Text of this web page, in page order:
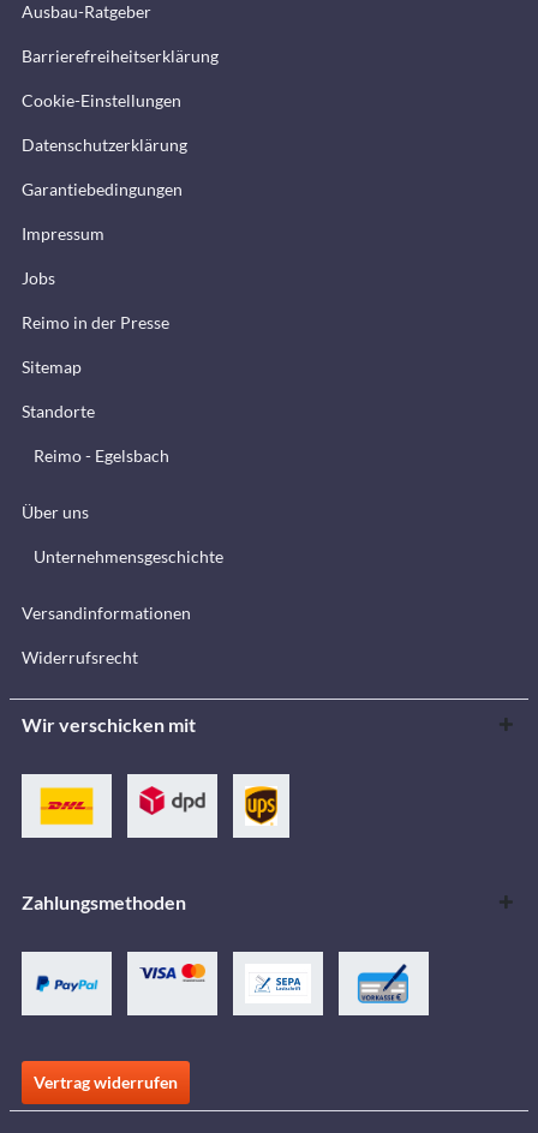
Ausbau-Ratgeber
Barrierefreiheitserklärung
Cookie-Einstellungen
Datenschutzerklärung
Garantiebedingungen
Impressum
Jobs
Reimo in der Presse
Sitemap
Standorte
Reimo - Egelsbach
Über uns
Unternehmensgeschichte
Versandinformationen
Widerrufsrecht
Wir verschicken mit
Zahlungsmethoden
Vertrag widerrufen